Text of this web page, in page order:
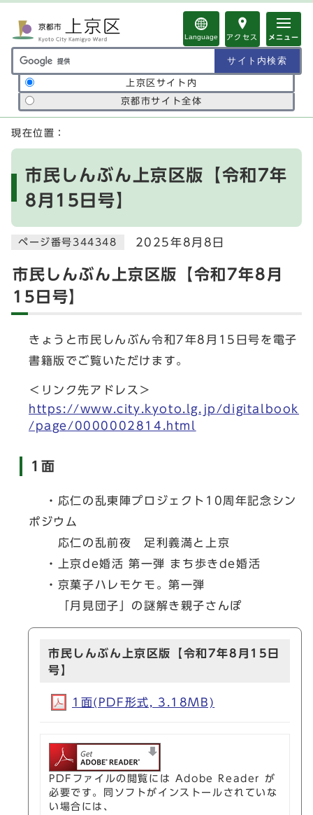
Language アクセス メニュー
サイト内検索の範囲
上京区サイト内
京都市サイト全体
ここから本文です
現在位置：
市民しんぶん上京区版【令和7年
8月15日号】
ページ番号344348 2025年8月8日
市民しんぶん上京区版【令和7年8月
15日号】
きょうと市民しんぶん令和7年8月15日号を電子
書籍版でご覧いただけます。
＜リンク先アドレス＞
https://www.city.kyoto.lg.jp/digitalbook
/page/0000002814.html
1面
・応仁の乱東陣プロジェクト10周年記念シン
ポジウム
応仁の乱前夜 足利義満と上京
・上京de婚活 第一弾 まち歩きde婚活
・京菓子ハレモケモ。第一弾
「月見団子」の謎解き親子さんぽ
市民しんぶん上京区版【令和7年8月15日
号】
1面(PDF形式, 3.18MB)
PDFファイルの閲覧には Adobe Reader が
必要です。同ソフトがインストールされていな
い場合には、